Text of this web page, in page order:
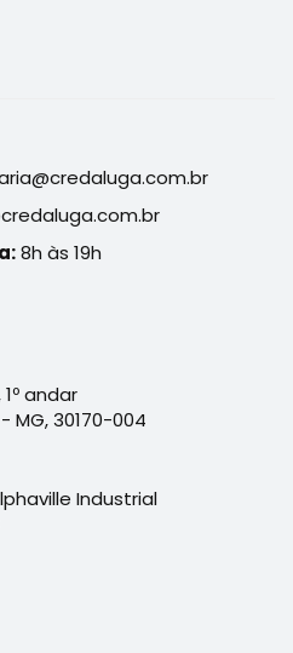
8h às 19h
andar
MG, 30170-004
Industrial